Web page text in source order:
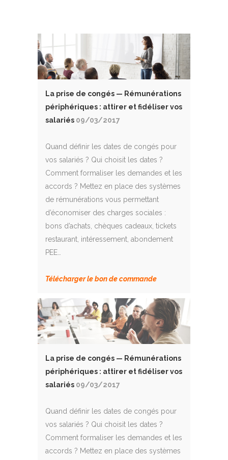
La prise de congés — Rémunérations
périphériques : attirer et fidéliser vos
salariés 09/03/2017
Quand définir les dates de congés pour
vos salariés ? Qui choisit les dates ?
Comment formaliser les demandes et les
accords ? Mettez en place des systèmes
de rémunérations vous permettant
d’économiser des charges sociales :
bons d’achats, chèques cadeaux, tickets
restaurant, intéressement, abondement
PEE…
Télécharger le bon de commande
La prise de congés — Rémunérations
périphériques : attirer et fidéliser vos
salariés 09/03/2017
Quand définir les dates de congés pour
vos salariés ? Qui choisit les dates ?
Comment formaliser les demandes et les
accords ? Mettez en place des systèmes